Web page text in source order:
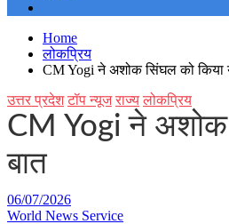
Home
लोकप्रिय
CM Yogi ने अशोक सिंघल को किया
उत्तर प्रदेश टॉप न्यूज राज्य लोकप्रिय
CM Yogi ने अशोक
बात
06/07/2026
World News Service